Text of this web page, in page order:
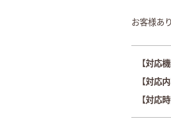
お客様あ
【対応機
【対応内
【対応時